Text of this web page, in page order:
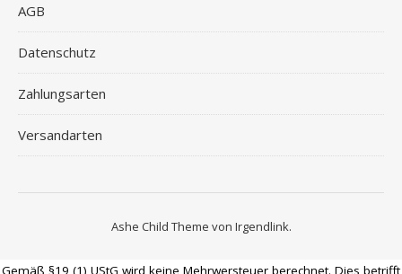
AGB
Datenschutz
Zahlungsarten
Versandarten
Ashe Child Theme von Irgendlink.
Gemäß §19 (1) UStG wird keine Mehrwersteuer berechnet. Dies betrifft